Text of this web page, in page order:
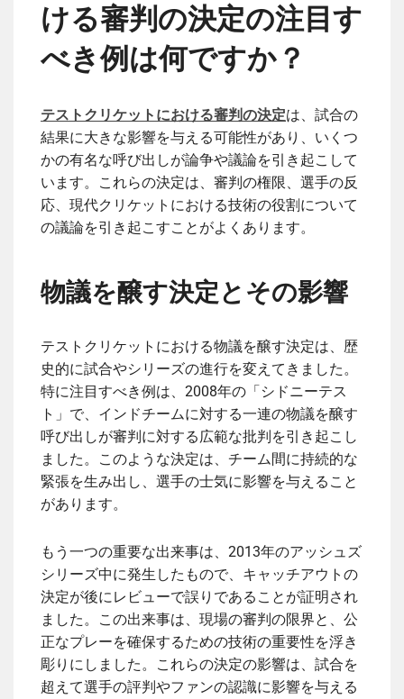
ける審判の決定の注目す
べき例は何ですか？
テストクリケットにおける審判の決定は、試合の
結果に大きな影響を与える可能性があり、いくつ
かの有名な呼び出しが論争や議論を引き起こして
います。これらの決定は、審判の権限、選手の反
応、現代クリケットにおける技術の役割について
の議論を引き起こすことがよくあります。
物議を醸す決定とその影響
テストクリケットにおける物議を醸す決定は、歴
史的に試合やシリーズの進行を変えてきました。
特に注目すべき例は、2008年の「シドニーテス
ト」で、インドチームに対する一連の物議を醸す
呼び出しが審判に対する広範な批判を引き起こし
ました。このような決定は、チーム間に持続的な
緊張を生み出し、選手の士気に影響を与えること
があります。
もう一つの重要な出来事は、2013年のアッシュズ
シリーズ中に発生したもので、キャッチアウトの
決定が後にレビューで誤りであることが証明され
ました。この出来事は、現場の審判の限界と、公
正なプレーを確保するための技術の重要性を浮き
彫りにしました。これらの決定の影響は、試合を
超えて選手の評判やファンの認識に影響を与える